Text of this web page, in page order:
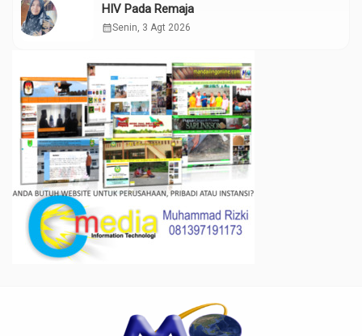
HIV Pada Remaja
calendar_monthSenin, 3 Agt 2026